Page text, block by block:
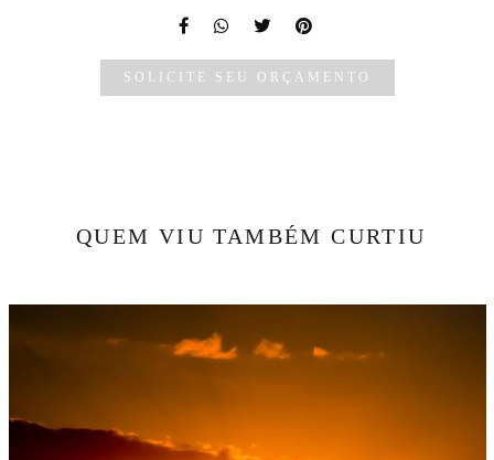
SOLICITE SEU ORÇAMENTO
QUEM VIU TAMBÉM CURTIU